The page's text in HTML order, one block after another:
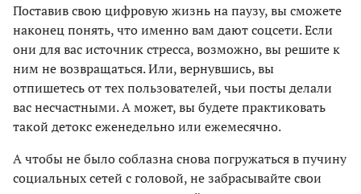
Поставив свою цифровую жизнь на паузу, вы сможете
наконец понять, что именно вам дают соцсети. Если
они для вас источник стресса, возможно, вы решите к
ним не возвращаться. Или, вернувшись, вы
отпишетесь от тех пользователей, чьи посты делали
вас несчастными. А может, вы будете практиковать
такой детокс еженедельно или ежемесячно.
А чтобы не было соблазна снова погружаться в пучину
социальных сетей с головой, не забрасывайте свои